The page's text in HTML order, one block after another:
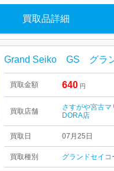
買取品詳細
買取金額 640 円
買取店舗
さすがや宮古マ
DORA店
買取日 07月25日
買取種別 グランドセイコ